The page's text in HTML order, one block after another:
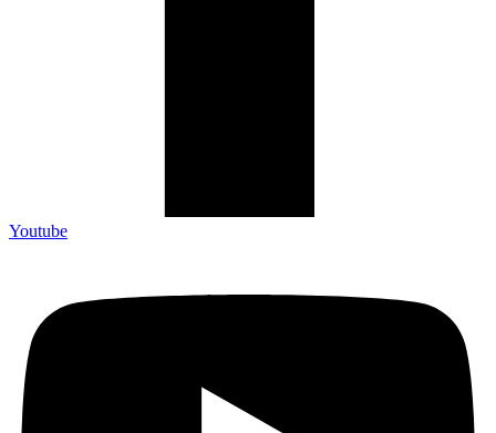
Youtube